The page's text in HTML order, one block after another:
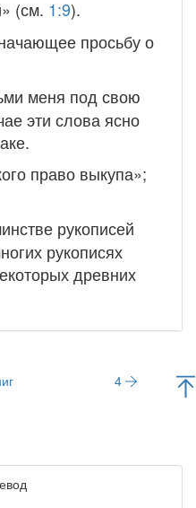
(см. 1:9).
просьбу о
меня под свою
эти слова ясно
право выкупа»;
рукописей
рукописях
древних
4